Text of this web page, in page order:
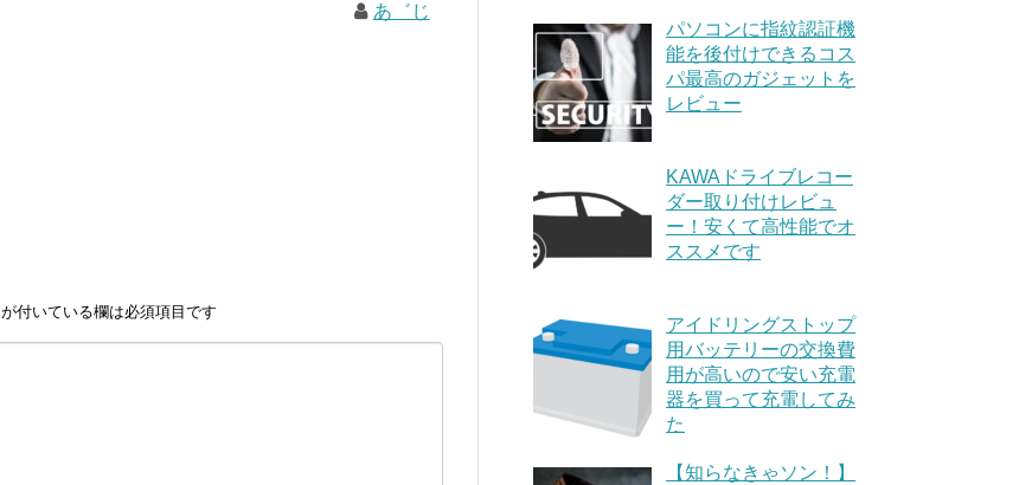
あ゛じ
が付いている欄は必須項目です
パソコンに指紋認証機
能を後付けできるコス
パ最高のガジェットを
レビュー
KAWAドライブレコー
ダー取り付けレビュ
ー！安くて高性能でオ
ススメです
アイドリングストップ
用バッテリーの交換費
用が高いので安い充電
器を買って充電してみ
た
【知らなきゃソン！】